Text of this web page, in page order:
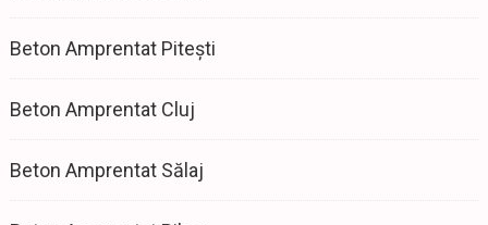
Beton Amprentat Pitești
Beton Amprentat Cluj
Beton Amprentat Sălaj